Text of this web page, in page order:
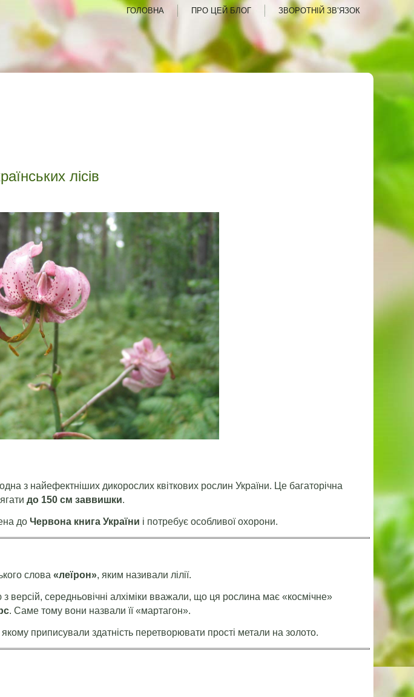
ГОЛОВНА ПРО ЦЕЙ БЛОГ ЗВОРОТНІЙ ЗВ’ЯЗОК
лісів
з найефектніших дикорослих квіткових рослин України. Це багаторічна
до 150 см заввишки.
доЧервона книга України і потребує особливої охорони.
слова«леїрон», яким називали лілії.
з версій, середньовічні алхіміки вважали, що ця рослина має «космічне»
. Саме тому вони назвали її «мартагон».
якому приписували здатність перетворювати прості метали на золото.